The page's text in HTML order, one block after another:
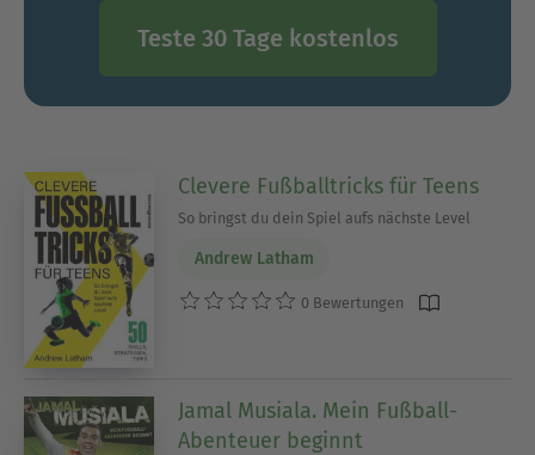
Teste 30 Tage kostenlos
Clevere Fußballtricks für Teens
So bringst du dein Spiel aufs nächste Level
Andrew Latham
0 Bewertungen
Jamal Musiala. Mein Fußball-
Abenteuer beginnt